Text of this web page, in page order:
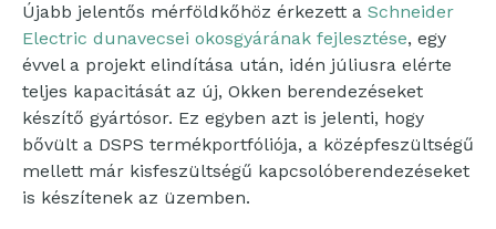
Újabb jelentős mérföldkőhöz érkezett a Schneider
Electric dunavecsei okosgyárának fejlesztése, egy
évvel a projekt elindítása után, idén júliusra elérte
teljes kapacitását az új, Okken berendezéseket
készítő gyártósor. Ez egyben azt is jelenti, hogy
bővült a DSPS termékportfóliója, a középfeszültségű
mellett már kisfeszültségű kapcsolóberendezéseket
is készítenek az üzemben.